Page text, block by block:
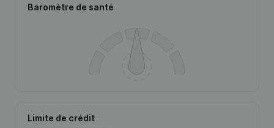
Baromètre de santé
Limite de crédit